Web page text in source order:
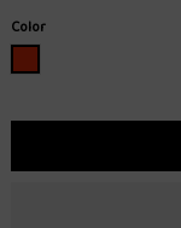
Color